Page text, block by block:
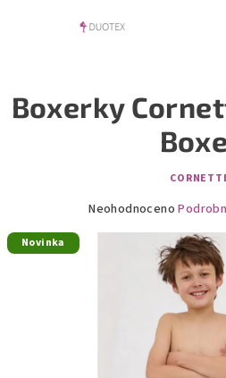
Boxerky
Průměrné
Neohodnoceno
Novinka